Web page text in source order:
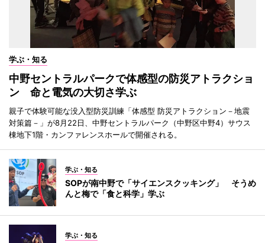
学ぶ・知る
中野セントラルパークで体感型の防災アトラクショ
ン 命と電気の大切さ学ぶ
親子で体験可能な没入型防災訓練「体感型 防災アトラクション－地震
対策篇－」が8月22日、中野セントラルパーク（中野区中野4）サウス
棟地下1階・カンファレンスホールで開催される。
学ぶ・知る
SOPが南中野で「サイエンスクッキング」 そうめ
んと梅で「食と科学」学ぶ
学ぶ・知る